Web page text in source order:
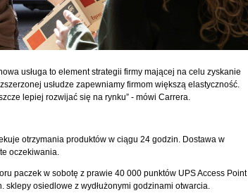
usługa to element strategii firmy mającej na celu zyskanie
usłudze zapewniamy firmom większą elastyczność.
lepiej rozwijać się na rynku” - mówi Carrera.
otrzymania produktów w ciągu 24 godzin. Dostawa w
oczekiwania.
paczek w sobotę z prawie 40 000 punktów UPS Access Point
sklepy osiedlowe z wydłużonymi godzinami otwarcia.